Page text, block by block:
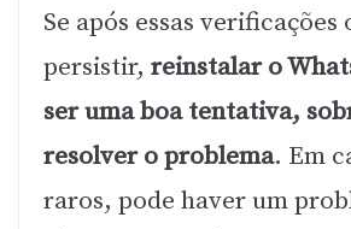
Se após essas
persistir, reinstalar o
ser uma boa tentativa,
resolver o problema. Em
raros, pode haver um